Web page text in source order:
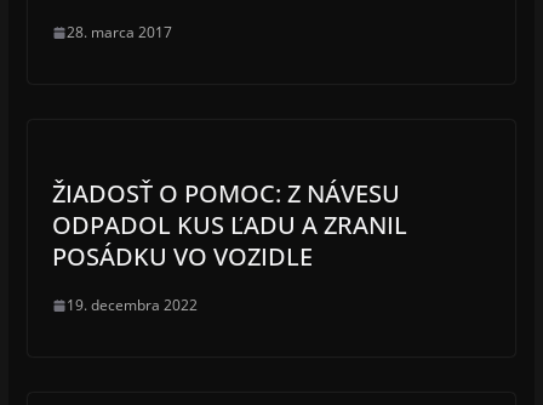
28. marca 2017
ŽIADOSŤ O POMOC: Z NÁVESU
ODPADOL KUS ĽADU A ZRANIL
POSÁDKU VO VOZIDLE
19. decembra 2022